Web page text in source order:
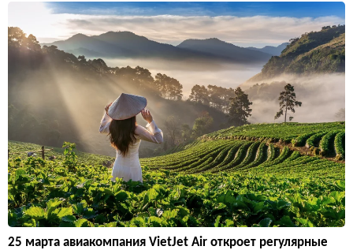
25 марта авиакомпания VietJet Air откроет регулярные